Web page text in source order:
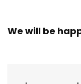
We will be